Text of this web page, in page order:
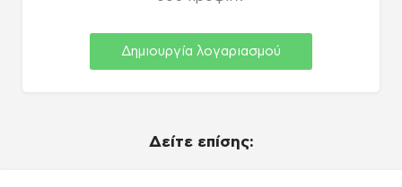
Δημιουργία λογαριασμού
Δείτε επίσης: